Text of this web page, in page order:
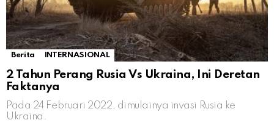
Berita INTERNASIONAL
2 Tahun Perang Rusia Vs Ukraina, Ini Deretan
Faktanya
Pada 24 Februari 2022, dimulainya invasi Rusia ke
Ukraina.